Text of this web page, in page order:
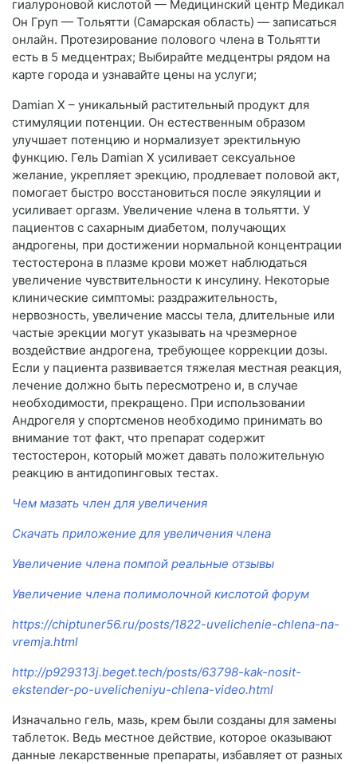
гиалуроновой кислотой — Медицинский центр Медикал
Он Груп — Тольятти (Самарская область) — записаться
онлайн. Протезирование полового члена в Тольятти
есть в 5 медцентрах; Выбирайте медцентры рядом на
карте города и узнавайте цены на услуги;
Damian X – уникальный растительный продукт для
стимуляции потенции. Он естественным образом
улучшает потенцию и нормализует эректильную
функцию. Гель Damian X усиливает сексуальное
желание, укрепляет эрекцию, продлевает половой акт,
помогает быстро восстановиться после эякуляции и
усиливает оргазм. Увеличение члена в тольятти. У
пациентов с сахарным диабетом, получающих
андрогены, при достижении нормальной концентрации
тестостерона в плазме крови может наблюдаться
увеличение чувствительности к инсулину. Некоторые
клинические симптомы: раздражительность,
нервозность, увеличение массы тела, длительные или
частые эрекции могут указывать на чрезмерное
воздействие андрогена, требующее коррекции дозы.
Если у пациента развивается тяжелая местная реакция,
лечение должно быть пересмотрено и, в случае
необходимости, прекращено. При использовании
Андрогеля у спортсменов необходимо принимать во
внимание тот факт, что препарат содержит
тестостерон, который может давать положительную
реакцию в антидопинговых тестах.
Чем мазать член для увеличения
Скачать приложение для увеличения члена
Увеличение члена помпой реальные отзывы
Увеличение члена полимолочной кислотой форум
https://chiptuner56.ru/posts/1822-uvelichenie-chlena-na-
vremja.html
http://p929313j.beget.tech/posts/63798-kak-nosit-
ekstender-po-uvelicheniyu-chlena-video.html
Изначально гель, мазь, крем были созданы для замены
таблеток. Ведь местное действие, которое оказывают
данные лекарственные препараты, избавляет от разных